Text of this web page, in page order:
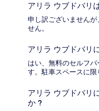
アリラ ウブドバリ
申し訳ございません
せん。
アリラ ウブドバリ
はい、無料のセルフ
す。駐車スペースに限
アリラ ウブドバリ
か ?